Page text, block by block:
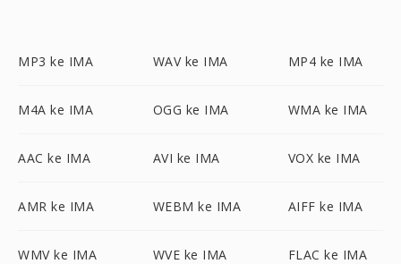
MP3 ke IMA WAV ke IMA MP4 ke IMA
M4A ke IMA OGG ke IMA WMA ke IMA
AAC ke IMA AVI ke IMA VOX ke IMA
AMR ke IMA WEBM ke IMA AIFF ke IMA
WMV ke IMA WVE ke IMA FLAC ke IMA